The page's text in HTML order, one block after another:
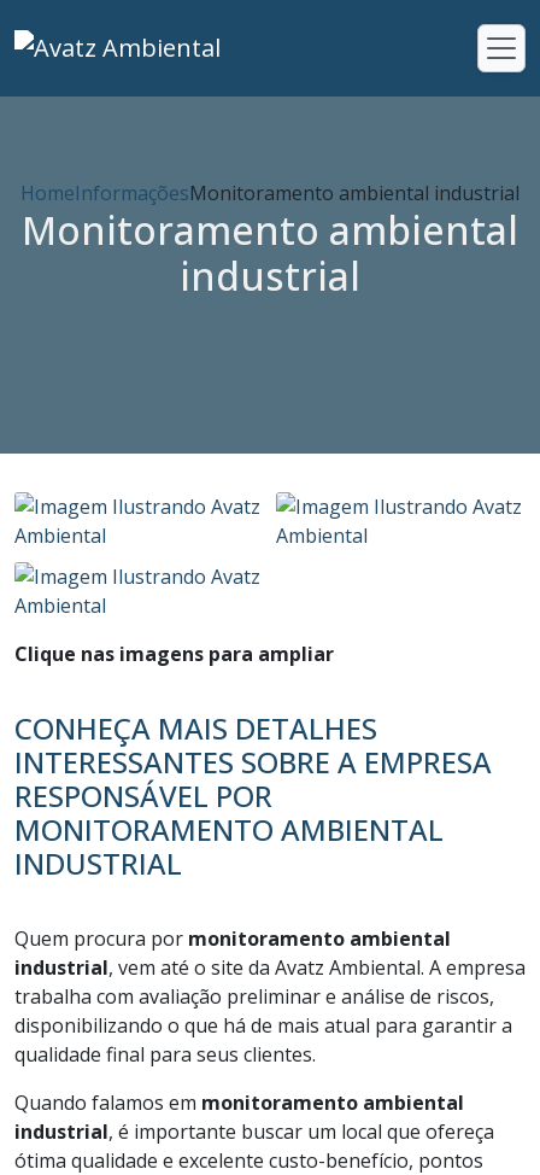
HomeInformaçõesMonitoramento ambiental industrial
Monitoramento ambiental
industrial
Clique nas imagens para ampliar
CONHEÇA MAIS DETALHES
INTERESSANTES SOBRE A EMPRESA
RESPONSÁVEL POR
MONITORAMENTO AMBIENTAL
INDUSTRIAL
Quem procura por monitoramento ambiental
industrial, vem até o site da Avatz Ambiental. A empresa
trabalha com avaliação preliminar e análise de riscos,
disponibilizando o que há de mais atual para garantir a
qualidade final para seus clientes.
Quando falamos em monitoramento ambiental
industrial, é importante buscar um local que ofereça
ótima qualidade e excelente custo-benefício, pontos